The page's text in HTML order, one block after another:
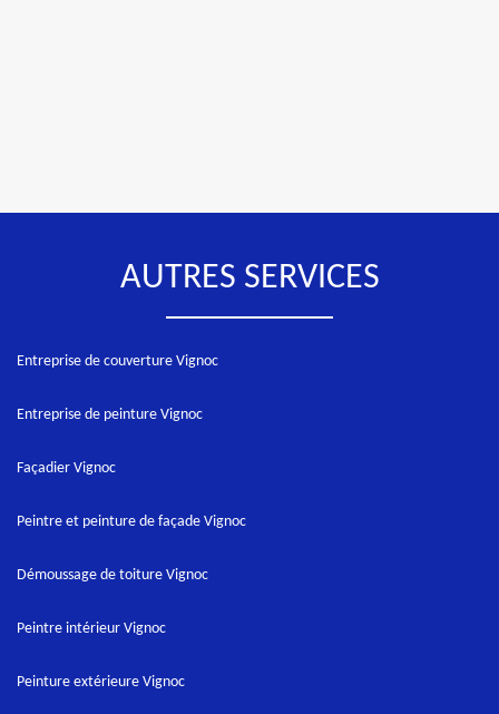
AUTRES SERVICES
Entreprise de couverture Vignoc
Entreprise de peinture Vignoc
Façadier Vignoc
Peintre et peinture de façade Vignoc
Démoussage de toiture Vignoc
Peintre intérieur Vignoc
Peinture extérieure Vignoc